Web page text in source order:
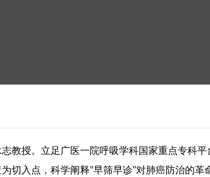
教授。立足广医一院呼吸学科国家重点专科
切入点，科学阐释"早筛早诊"对肺癌防治的